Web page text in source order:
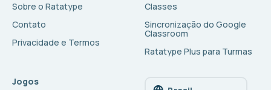
Sobre o Ratatype
Contato
Privacidade e Termos
Classes
Sincronização do Google
Classroom
Ratatype Plus para Turmas
Jogos